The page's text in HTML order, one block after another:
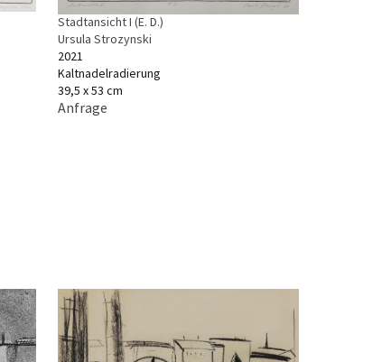
Stadtansicht I (E. D.)
Ursula Strozynski
2021
Kaltnadelradierung
39,5 x 53 cm
Anfrage